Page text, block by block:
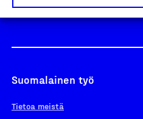
Suomalainen työ
Tietoa meistä